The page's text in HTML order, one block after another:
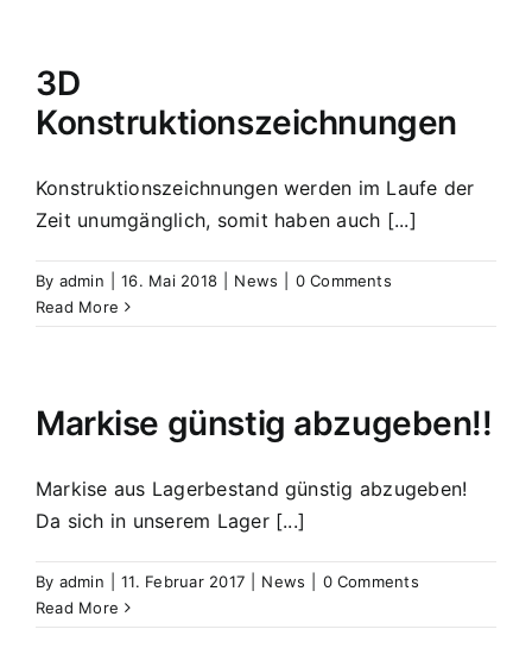
3D
Konstruktionszeichnungen
Konstruktionszeichnungen werden im Laufe der
Zeit unumgänglich, somit haben auch [...]
By admin 16. Mai 2018 News
0 Comments
Read More
Markise günstig abzugeben!!
Markise aus Lagerbestand günstig abzugeben!
Da sich in unserem Lager [...]
By admin 11. Februar 2017 News
0 Comments
Read More